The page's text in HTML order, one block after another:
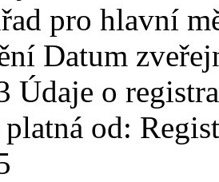
pro hlavní
Datum
Údaje o
od: